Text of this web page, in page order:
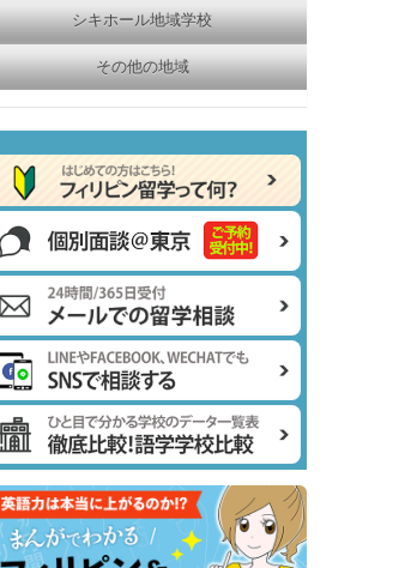
シキホール地域学校
その他の地域